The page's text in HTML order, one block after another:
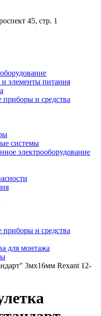
45, стр. 1
и элементы питания
и средства
системы
электрооборудование
и средства
для монтажа
3мх16мм Rexant 12-